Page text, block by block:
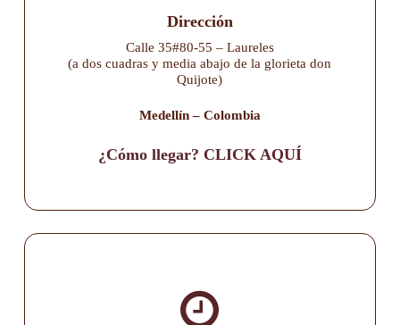
Dirección
Calle 35#80-55 – Laureles
(a dos cuadras y media abajo de la glorieta don
Quijote)
Medellín – Colombia
¿Cómo llegar? CLICK AQUÍ